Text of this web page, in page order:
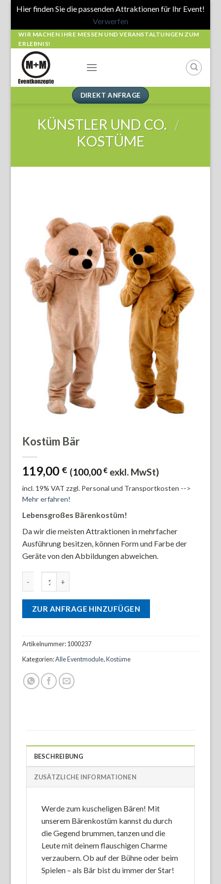
Hier finden Sie die passenden Attraktionen für Ihr Event!
Verwerfen
Skip
to
content
WIR MACHEN IHRE MESSEN UND VERANSTALTUNGEN ZUM
ERLEBNIS!
DIREKT ANFRAGE
KÜNSTLER UND CO. /
KOSTÜME
Kostüm Bär
119,00 € (100,00€ exkl. MwSt)
incl. 19% VAT zzgl. Personal und Transportkosten -->
Mehr erfahren!
Lebensgroßes Bärenkostüm!
Da wir die meisten Attraktionen in mehrfacher
Ausführung besitzen, können Form und Farbe der
Geräte von den Abbildungen abweichen.
ZUR ANFRAGE HINZUFÜGEN
Artikelnummer:1000237
Kategorien:Alle Eventmodule,Kostüme
BESCHREIBUNG
ZUSÄTZLICHE INFORMATIONEN
Werde zum kuscheligen Bären! Mit
unserem Bärenkostüm kannst du durch
die Gegend brummen, tanzen und die
Leute mit deinem flauschigen Charme
verzaubern. Ob auf der Bühne oder beim
Spielen – als Bär bist du immer der Star!